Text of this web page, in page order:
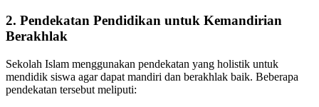
2. Pendekatan Pendidikan untuk Kemandirian
Berakhlak
Sekolah Islam menggunakan pendekatan yang holistik untuk
mendidik siswa agar dapat mandiri dan berakhlak baik. Beberapa
pendekatan tersebut meliputi: